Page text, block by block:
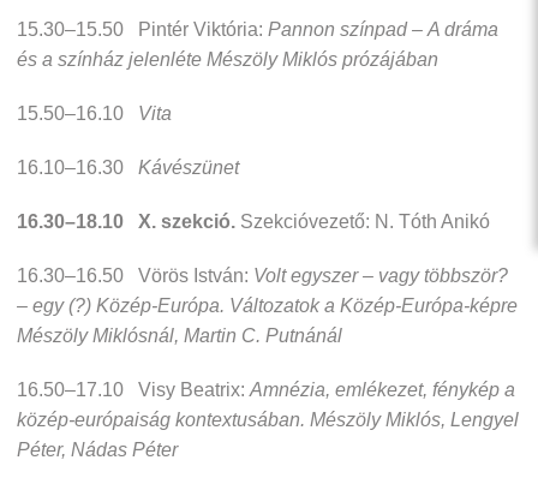
15.30–15.50 Pintér Viktória: Pannon színpad – A dráma
és a színház jelenléte Mészöly Miklós prózájában
15.50–16.10 Vita
16.10–16.30 Kávészünet
16.30–18.10 X. szekció. Szekcióvezető: N. Tóth Anikó
16.30–16.50 Vörös István: Volt egyszer – vagy többször?
– egy (?) Közép-Európa. Változatok a Közép-Európa-képre
Mészöly Miklósnál, Martin C. Putnánál
16.50–17.10 Visy Beatrix: Amnézia, emlékezet, fénykép a
közép-európaiság kontextusában. Mészöly Miklós, Lengyel
Péter, Nádas Péter